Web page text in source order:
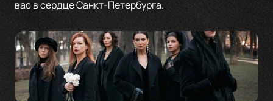
вас в сердце Санкт-Петербурга.